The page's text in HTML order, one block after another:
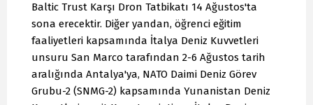
Baltic Trust Karşı Dron Tatbikatı 14 Ağustos'ta
sona erecektir. Diğer yandan, öğrenci eğitim
faaliyetleri kapsamında İtalya Deniz Kuvvetleri
unsuru San Marco tarafından 2-6 Ağustos tarih
aralığında Antalya'ya, NATO Daimi Deniz Görev
Grubu-2 (SNMG-2) kapsamında Yunanistan Deniz